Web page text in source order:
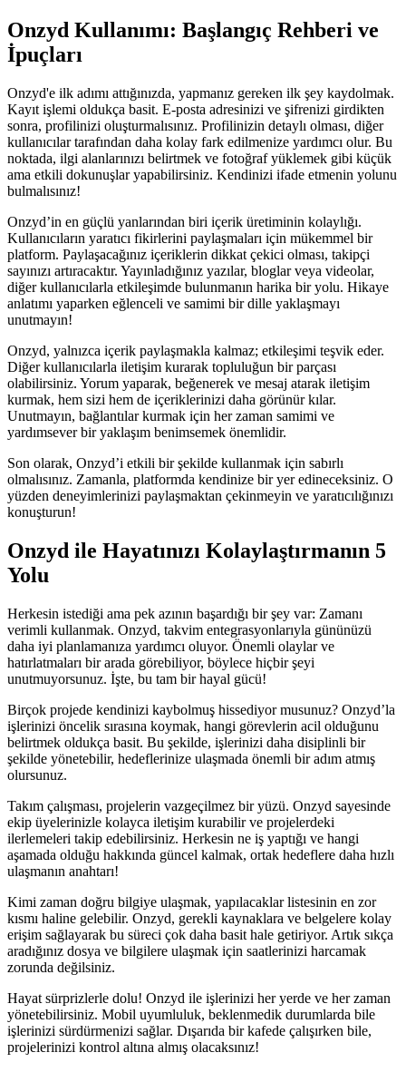
Onzyd Kullanımı: Başlangıç Rehberi ve
İpuçları
Onzyd'e ilk adımı attığınızda, yapmanız gereken ilk şey kaydolmak.
Kayıt işlemi oldukça basit. E-posta adresinizi ve şifrenizi girdikten
sonra, profilinizi oluşturmalısınız. Profilinizin detaylı olması, diğer
kullanıcılar tarafından daha kolay fark edilmenize yardımcı olur. Bu
noktada, ilgi alanlarınızı belirtmek ve fotoğraf yüklemek gibi küçük
ama etkili dokunuşlar yapabilirsiniz. Kendinizi ifade etmenin yolunu
bulmalısınız!
Onzyd’in en güçlü yanlarından biri içerik üretiminin kolaylığı.
Kullanıcıların yaratıcı fikirlerini paylaşmaları için mükemmel bir
platform. Paylaşacağınız içeriklerin dikkat çekici olması, takipçi
sayınızı artıracaktır. Yayınladığınız yazılar, bloglar veya videolar,
diğer kullanıcılarla etkileşimde bulunmanın harika bir yolu. Hikaye
anlatımı yaparken eğlenceli ve samimi bir dille yaklaşmayı
unutmayın!
Onzyd, yalnızca içerik paylaşmakla kalmaz; etkileşimi teşvik eder.
Diğer kullanıcılarla iletişim kurarak topluluğun bir parçası
olabilirsiniz. Yorum yaparak, beğenerek ve mesaj atarak iletişim
kurmak, hem sizi hem de içeriklerinizi daha görünür kılar.
Unutmayın, bağlantılar kurmak için her zaman samimi ve
yardımsever bir yaklaşım benimsemek önemlidir.
Son olarak, Onzyd’i etkili bir şekilde kullanmak için sabırlı
olmalısınız. Zamanla, platformda kendinize bir yer edineceksiniz. O
yüzden deneyimlerinizi paylaşmaktan çekinmeyin ve yaratıcılığınızı
konuşturun!
Onzyd ile Hayatınızı Kolaylaştırmanın 5
Yolu
Herkesin istediği ama pek azının başardığı bir şey var: Zamanı
verimli kullanmak. Onzyd, takvim entegrasyonlarıyla gününüzü
daha iyi planlamanıza yardımcı oluyor. Önemli olaylar ve
hatırlatmaları bir arada görebiliyor, böylece hiçbir şeyi
unutmuyorsunuz. İşte, bu tam bir hayal gücü!
Birçok projede kendinizi kaybolmuş hissediyor musunuz? Onzyd’la
işlerinizi öncelik sırasına koymak, hangi görevlerin acil olduğunu
belirtmek oldukça basit. Bu şekilde, işlerinizi daha disiplinli bir
şekilde yönetebilir, hedeflerinize ulaşmada önemli bir adım atmış
olursunuz.
Takım çalışması, projelerin vazgeçilmez bir yüzü. Onzyd sayesinde
ekip üyelerinizle kolayca iletişim kurabilir ve projelerdeki
ilerlemeleri takip edebilirsiniz. Herkesin ne iş yaptığı ve hangi
aşamada olduğu hakkında güncel kalmak, ortak hedeflere daha hızlı
ulaşmanın anahtarı!
Kimi zaman doğru bilgiye ulaşmak, yapılacaklar listesinin en zor
kısmı haline gelebilir. Onzyd, gerekli kaynaklara ve belgelere kolay
erişim sağlayarak bu süreci çok daha basit hale getiriyor. Artık sıkça
aradığınız dosya ve bilgilere ulaşmak için saatlerinizi harcamak
zorunda değilsiniz.
Hayat sürprizlerle dolu! Onzyd ile işlerinizi her yerde ve her zaman
yönetebilirsiniz. Mobil uyumluluk, beklenmedik durumlarda bile
işlerinizi sürdürmenizi sağlar. Dışarıda bir kafede çalışırken bile,
projelerinizi kontrol altına almış olacaksınız!